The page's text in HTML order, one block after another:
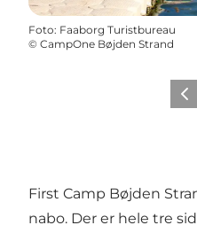
Foto: Faaborg Turistbureau
© CampOne Bøjden Strand
First Camp Bøjden
nabo. Der er hele tre